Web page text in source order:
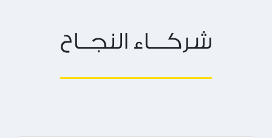
شركـــاء النجــاح